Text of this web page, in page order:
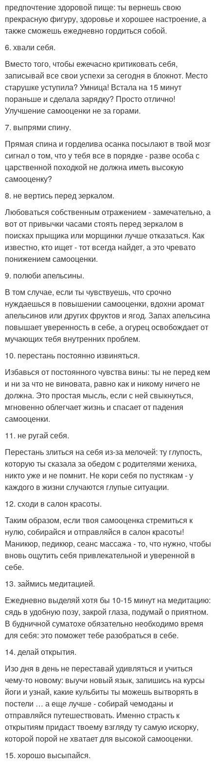
предпочтение здоровой пище: ты вернешь свою
прекрасную фигуру, здоровье и хорошее настроение, а
также сможешь ежедневно гордиться собой.
6. хвали себя.
Вместо того, чтобы ежечасно критиковать себя,
записывай все свои успехи за сегодня в блокнот. Место
старушке уступила? Умница! Встала на 15 минут
пораньше и сделала зарядку? Просто отлично!
Улучшение самооценки не за горами.
7. выпрями спину.
Прямая спина и горделива осанка посылают в твой мозг
сигнал о том, что у тебя все в порядке - разве особа с
царственной походкой не должна иметь высокую
самооценку?
8. не вертись перед зеркалом.
Любоваться собственным отражением - замечательно, а
вот от привычки часами стоять перед зеркалом в
поисках прыщика или морщинки лучше отказаться. Как
известно, кто ищет - тот всегда найдет, а это чревато
понижением самооценки.
9. полюби апельсины.
В том случае, если ты чувствуешь, что срочно
нуждаешься в повышении самооценки, вдохни аромат
апельсинов или других фруктов и ягод. Запах апельсина
повышает уверенность в себе, а огурец освобождает от
мучающих тебя внутренних проблем.
10. перестань постоянно извиняться.
Избавься от постоянного чувства вины: ты не перед кем
и ни за что не виновата, равно как и никому ничего не
должна. Это простая мысль, если с ней свыкнуться,
мгновенно облегчает жизнь и спасает от падения
самооценки.
11. не ругай себя.
Перестань злиться на себя из-за мелочей: ту глупость,
которую ты сказала за обедом с родителями жениха,
никто уже и не помнит. Не кори себя по пустякам - у
каждого в жизни случаются глупые ситуации.
12. сходи в салон красоты.
Таким образом, если твоя самооценка стремиться к
нулю, собирайся и отправляйся в салон красоты!
Маникюр, педикюр, сеанс массажа - то, что нужно, чтобы
вновь ощутить себя привлекательной и уверенной в
себе.
13. займись медитацией.
Ежедневно выделяй хотя бы 10-15 минут на медитацию:
сядь в удобную позу, закрой глаза, подумай о приятном.
В будничной суматохе обязательно необходимо время
для себя: это поможет тебе разобраться в себе.
14. делай открытия.
Изо дня в день не переставай удивляться и учиться
чему-то новому: выучи новый язык, запишись на курсы
йоги и узнай, какие кульбиты ты можешь вытворять в
постели … а еще лучше - собирай чемоданы и
отправляйся путешествовать. Именно страсть к
открытиям придаст твоему взгляду ту самую искорку,
которой порой не хватает для высокой самооценки.
15. хорошо высыпайся.